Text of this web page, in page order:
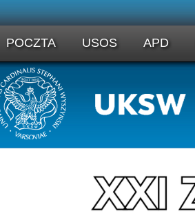
POCZTA USOS APD